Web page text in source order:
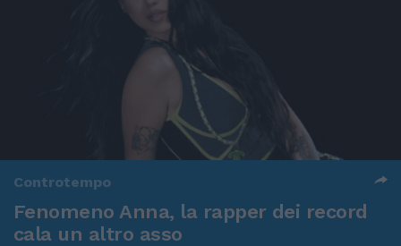
Controtempo
Fenomeno Anna, la rapper dei record
cala un altro asso